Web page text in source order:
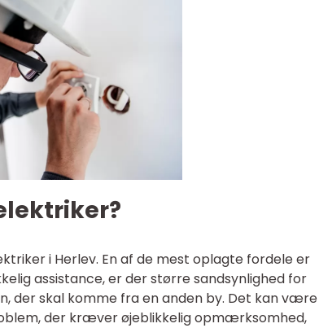
i Herlev. En af de mest oplagte fordele er
assistance, er der større sandsynlighed for
der skal komme fra en anden by. Det kan være
der kræver øjeblikkelig opmærksomhed,